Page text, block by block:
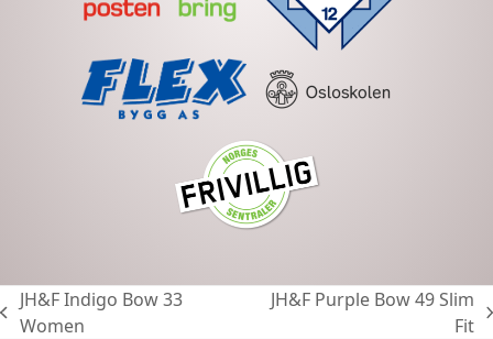
previous
JH&F Indigo Bow 33
Women
JH&F Purple Bow 49 Slim
Fit